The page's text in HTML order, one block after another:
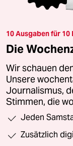
10 Ausgaben für 10
Die
Wir schauen
Unsere
Journalismus,
Stimmen, die
Jeden
Zusätzlich